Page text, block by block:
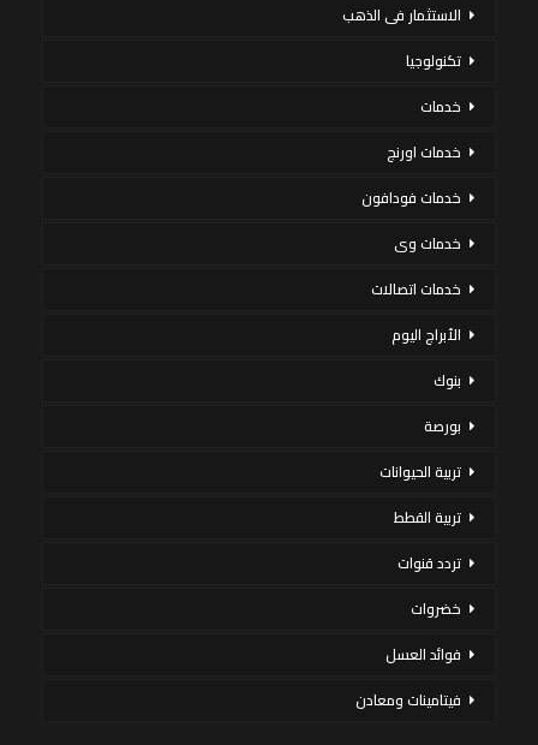
الاستثمار فى الذهب
تكنولوجيا
خدمات
خدمات اورنج
خدمات فودافون
خدمات وى
خدمات اتصالات
الأبراج اليوم
بنوك
بورصة
تربية الحيوانات
تربية القطط
تردد قنوات
خضروات
فوائد العسل
فيتامينات ومعادن